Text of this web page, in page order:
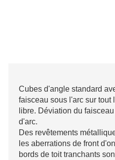
Cubes d'angle standard
faisceau sous l'arc sur tout
libre. Déviation du
d'arc.
Des revêtements
les aberrations de front
bords de toit tranchants